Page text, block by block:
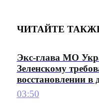
ЧИТАЙТЕ
Экс-глава МО
Зеленскому
восстановлении в
03:50